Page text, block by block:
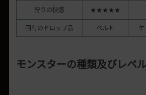
狩りの快感
★★★★★
固有のドロップ品
ベルト
モンスターの種類及びレベ